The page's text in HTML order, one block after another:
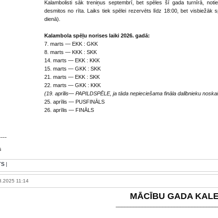
Kalambolisti sāk treniņus septembrī, bet spēles šī gada turnīrā,
desmitos no rīta. Laiks tiek spēlei rezervēts līdz 18:00, bet visbiežāk
dienā).
Kalambola spēļu norises laiki 2026. gadā:
7. marts — EKK : GKK
8. marts — KKK : SKK
14. marts — EKK : KKK
15. marts — GKK : SKK
21. marts — EKK : SKK
22. marts — GKK : KKK
(19. aprīlis— PAPILDSPĒLE, ja tāda nepieciešama fināla dalībnieku
25. aprīlis — PUSFINĀLS
26. aprīlis — FINĀLS
|
11:14
MĀCĪBU GADA